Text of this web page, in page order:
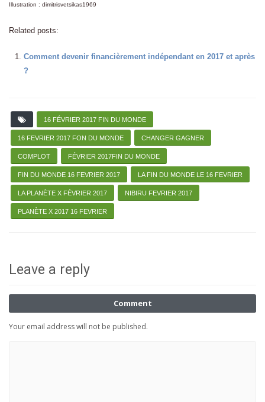
Illustration : dimitrisvetsikas1969
Related posts:
Comment devenir financièrement indépendant en 2017 et après
?
16 FÉVRIER 2017 FIN DU MONDE
16 FEVRIER 2017 FON DU MONDE CHANGER GAGNER
COMPLOT FÉVRIER 2017FIN DU MONDE
FIN DU MONDE 16 FEVRIER 2017 LA FIN DU MONDE LE 16 FEVRIER
LA PLANÈTE X FÉVRIER 2017 NIBIRU FEVRIER 2017
PLANÈTE X 2017 16 FEVRIER
Leave a reply
Comment
Your email address will not be published.